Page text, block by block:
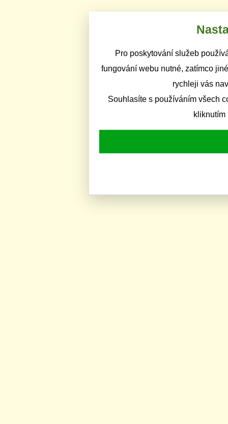
Pro poskytování služeb
fungování webu nutné, zatímco
rychleji vás
Souhlasíte s používáním všech
kliknutím